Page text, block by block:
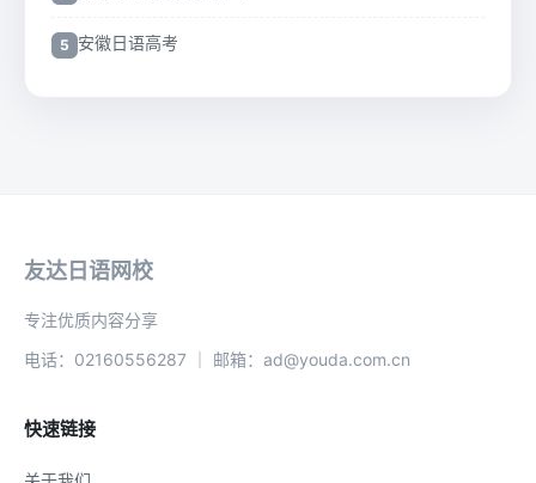
安徽日语高考
友达日语网校
专注优质内容分享
电话：02160556287 ｜ 邮箱：ad@youda.com.cn
快速链接